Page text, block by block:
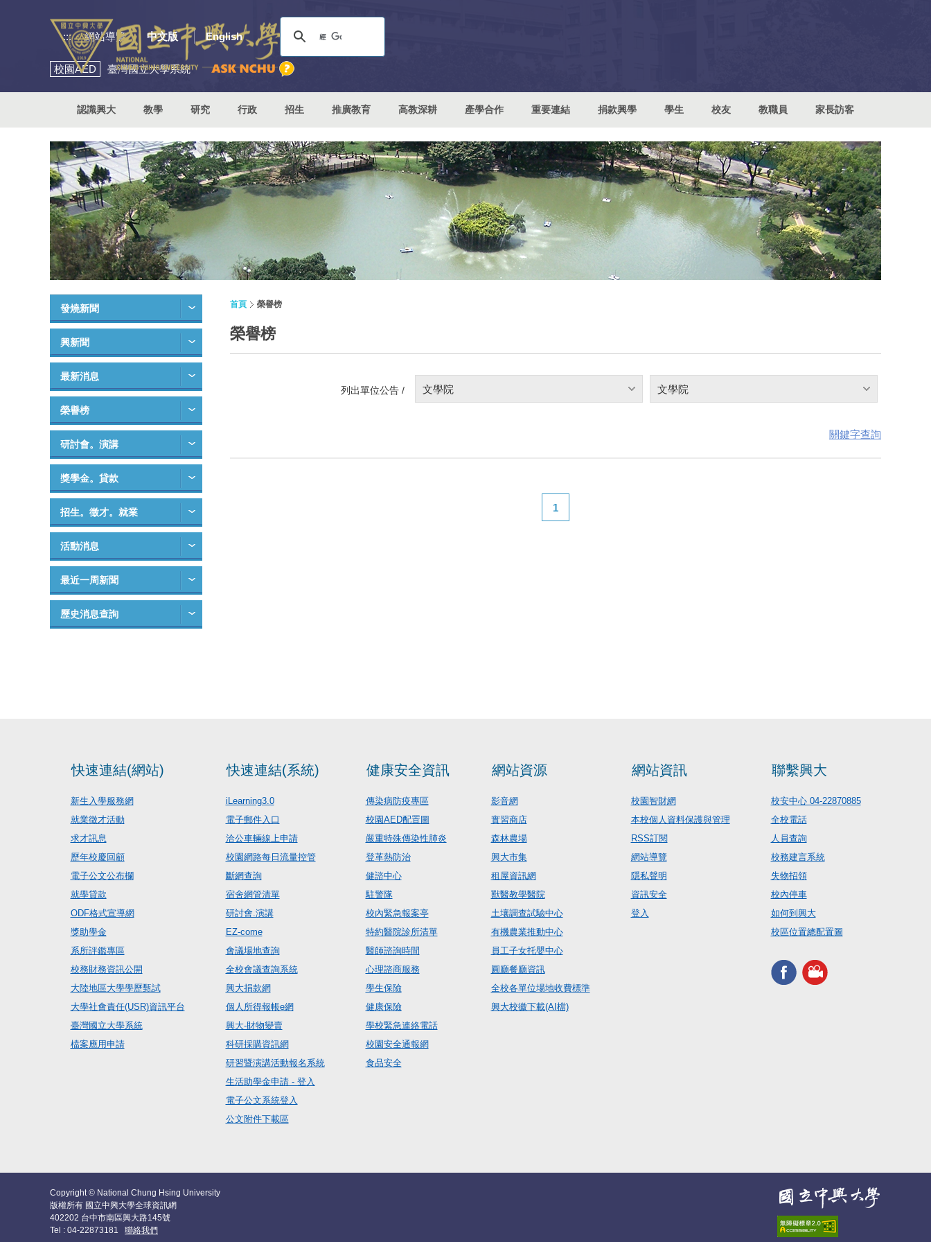
::: 網站導覽 中文版 English
校園AED 臺灣國立大學系統
認識興大 教學 研究 行政 招生 推廣教育 高教深耕 產學合作 重要連結 捐款興學 學生 校友 教職員 家長訪客
發燒新聞
興新聞
最新消息
榮譽榜
研討會。演講
獎學金。貸款
招生。徵才。就業
活動消息
最近一周新聞
歷史消息查詢
首頁 榮譽榜
榮譽榜
列出單位公告 / 文學院 文學院
關鍵字查詢
1
快速連結(網站)
新生入學服務網
就業徵才活動
求才訊息
歷年校慶回顧
電子公文公布欄
就學貸款
ODF格式宣導網
獎助學金
系所評鑑專區
校務財務資訊公開
大陸地區大學學歷甄試
大學社會責任(USR)資訊平台
臺灣國立大學系統
檔案應用申請
快速連結(系統)
iLearning3.0
電子郵件入口
洽公車輛線上申請
校園網路每日流量控管
斷網查詢
宿舍網管清單
研討會.演講
EZ-come
會議場地查詢
全校會議查詢系統
興大捐款網
個人所得報帳e網
興大-財物變賣
科研採購資訊網
研習暨演講活動報名系統
生活助學金申請 - 登入
電子公文系統登入
公文附件下載區
健康安全資訊
傳染病防疫專區
校園AED配置圖
嚴重特殊傳染性肺炎
登革熱防治
健諮中心
駐警隊
校內緊急報案亭
特約醫院診所清單
醫師諮詢時間
心理諮商服務
學生保險
健康保險
學校緊急連絡電話
校園安全通報網
食品安全
網站資源
影音網
實習商店
森林農場
興大市集
租屋資訊網
獸醫教學醫院
土壤調查試驗中心
有機農業推動中心
員工子女托嬰中心
圓廳餐廳資訊
全校各單位場地收費標準
興大校徽下載(AI檔)
網站資訊
校園智財網
本校個人資料保護與管理
RSS訂閱
網站導覽
隱私聲明
資訊安全
登入
聯繫興大
校安中心 04-22870885
全校電話
人員查詢
校務建言系統
失物招領
校內停車
如何到興大
校區位置總配置圖
Copyright © National Chung Hsing University
版權所有 國立中興大學全球資訊網
402202 台中市南區興大路145號
Tel : 04-22873181 聯絡我們